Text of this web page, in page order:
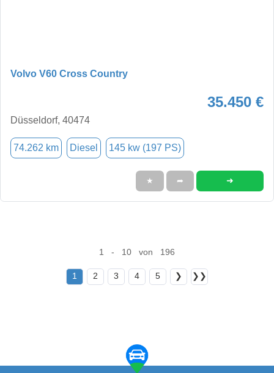
Volvo V60 Cross Country
35.450 €
Düsseldorf, 40474
74.262 km Diesel 145 kw (197 PS)
★ ➦ ➜
1 - 10 von 196
1 2 3 4 5 ❯ ❯❯